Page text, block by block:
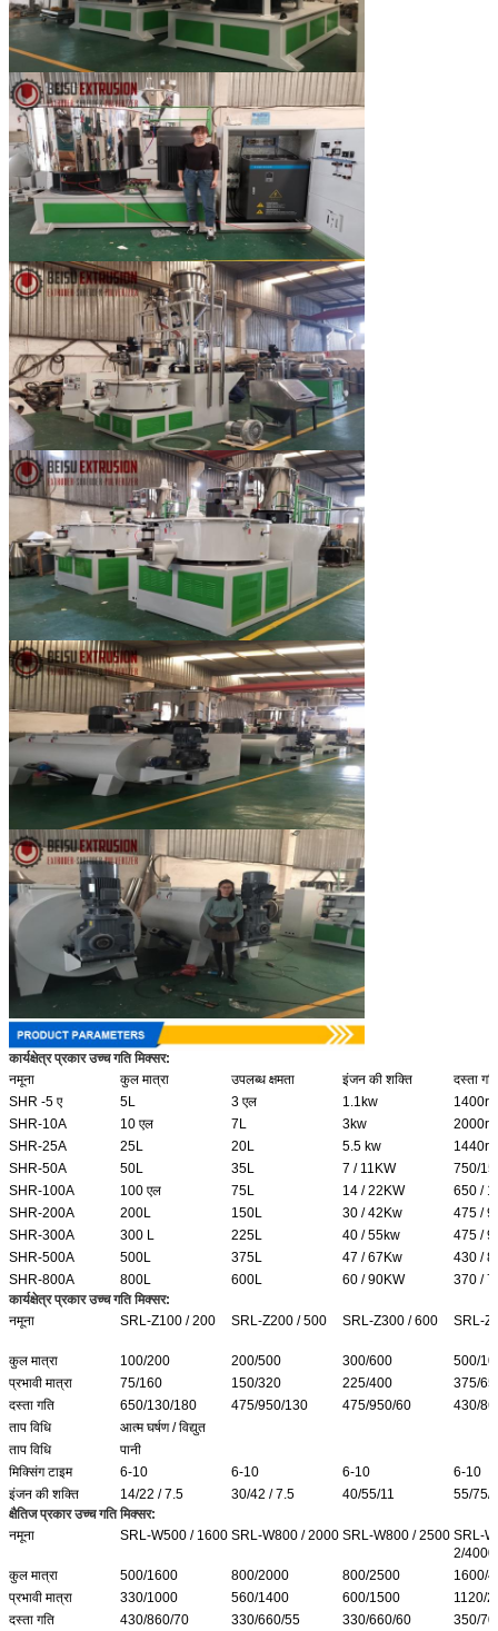
कार्यक्षेत्र प्रकार उच्च गति मिक्सर:
नमूना
कुल मात्रा उपलब्ध क्षमता इंजन की शक्ति
दस्ता गति
SHR -5 ए
5L 3 एल 1.1kw
SHR-10A
10 एल 7L 3kw
SHR-25A
25L 20L 5.5 kw
SHR-50A
50L 35L 7 / 11KW
750/
SHR-100A
100 एल 75L 14 / 22KW
650 /
SHR-200A
200L 150L 30 / 42Kw
475 /
SHR-300A
300 L 225L 40 / 55kw
475 /
SHR-500A
500L 375L 47 / 67Kw
430 /
SHR-800A
800L 600L 60 / 90KW
370 /
कार्यक्षेत्र प्रकार उच्च गति मिक्सर:
नमूना
SRL-Z100 / 200 SRL-Z200 / 500 SRL-Z300 / 600 SRL-
कुल मात्रा 100/200 200/500 300/600
500/
प्रभावी मात्रा
75/160 150/320 225/400
375/
दस्ता गति
650/130/180 475/950/130 475/950/60
430/
ताप विधि
आत्म घर्षण / विद्युत
ताप विधि
पानी
मिक्सिंग टाइम
6-10 6-10 6-10
6-10
इंजन की शक्ति
14/22 / 7.5 30/42 / 7.5 40/55/11
55/75/
क्षैतिज प्रकार उच्च गति मिक्सर:
नमूना
SRL-W500 / 1600 SRL-W800 / 2000 SRL-W800 / 2500 SRL-
2/4000
कुल मात्रा
500/1600 800/2000 800/2500
1600/
प्रभावी मात्रा
330/1000 560/1400 600/1500
1120/
दस्ता गति
430/860/70 330/660/55 330/660/60
350/